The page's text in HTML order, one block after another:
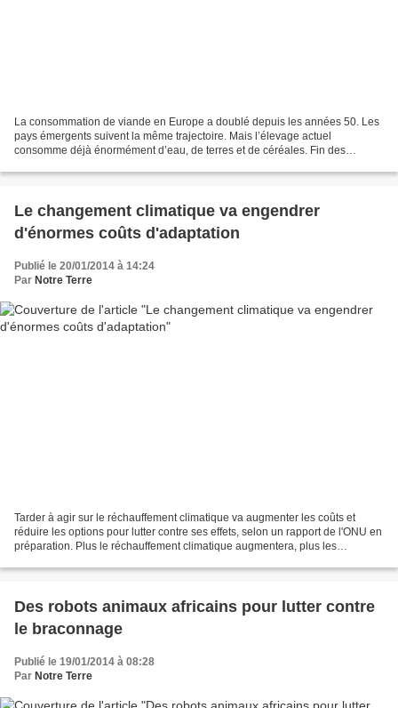
La consommation de viande en Europe a doublé depuis les années 50. Les
pays émergents suivent la même trajectoire. Mais l’élevage actuel
consomme déjà énormément d’eau, de terres et de céréales. Fin des
Le changement climatique va engendrer
d'énormes coûts d'adaptation
Publié le 20/01/2014 à 14:24
Par Notre Terre
Tarder à agir sur le réchauffement climatique va augmenter les coûts et
réduire les options pour lutter contre ses effets, selon un rapport de l'ONU en
préparation. Plus le réchauffement climatique augmentera, plus les
Des robots animaux africains pour lutter contre
le braconnage
Publié le 19/01/2014 à 08:28
Par Notre Terre